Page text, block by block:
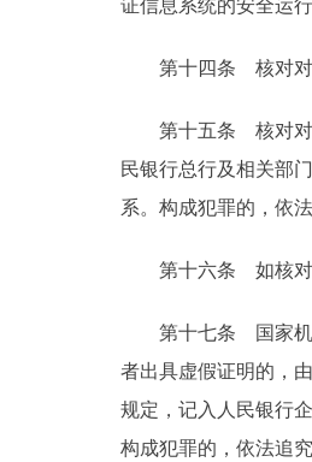
证信息系统的安全运
第十四条 核对对象
第十五条 核对对象
民银行总行及相关部
系。构成犯罪的，依
第十六条 如核对对
第十七条 国家机关
者出具虚假证明的，
规定，记入人民银行
构成犯罪的，依法追